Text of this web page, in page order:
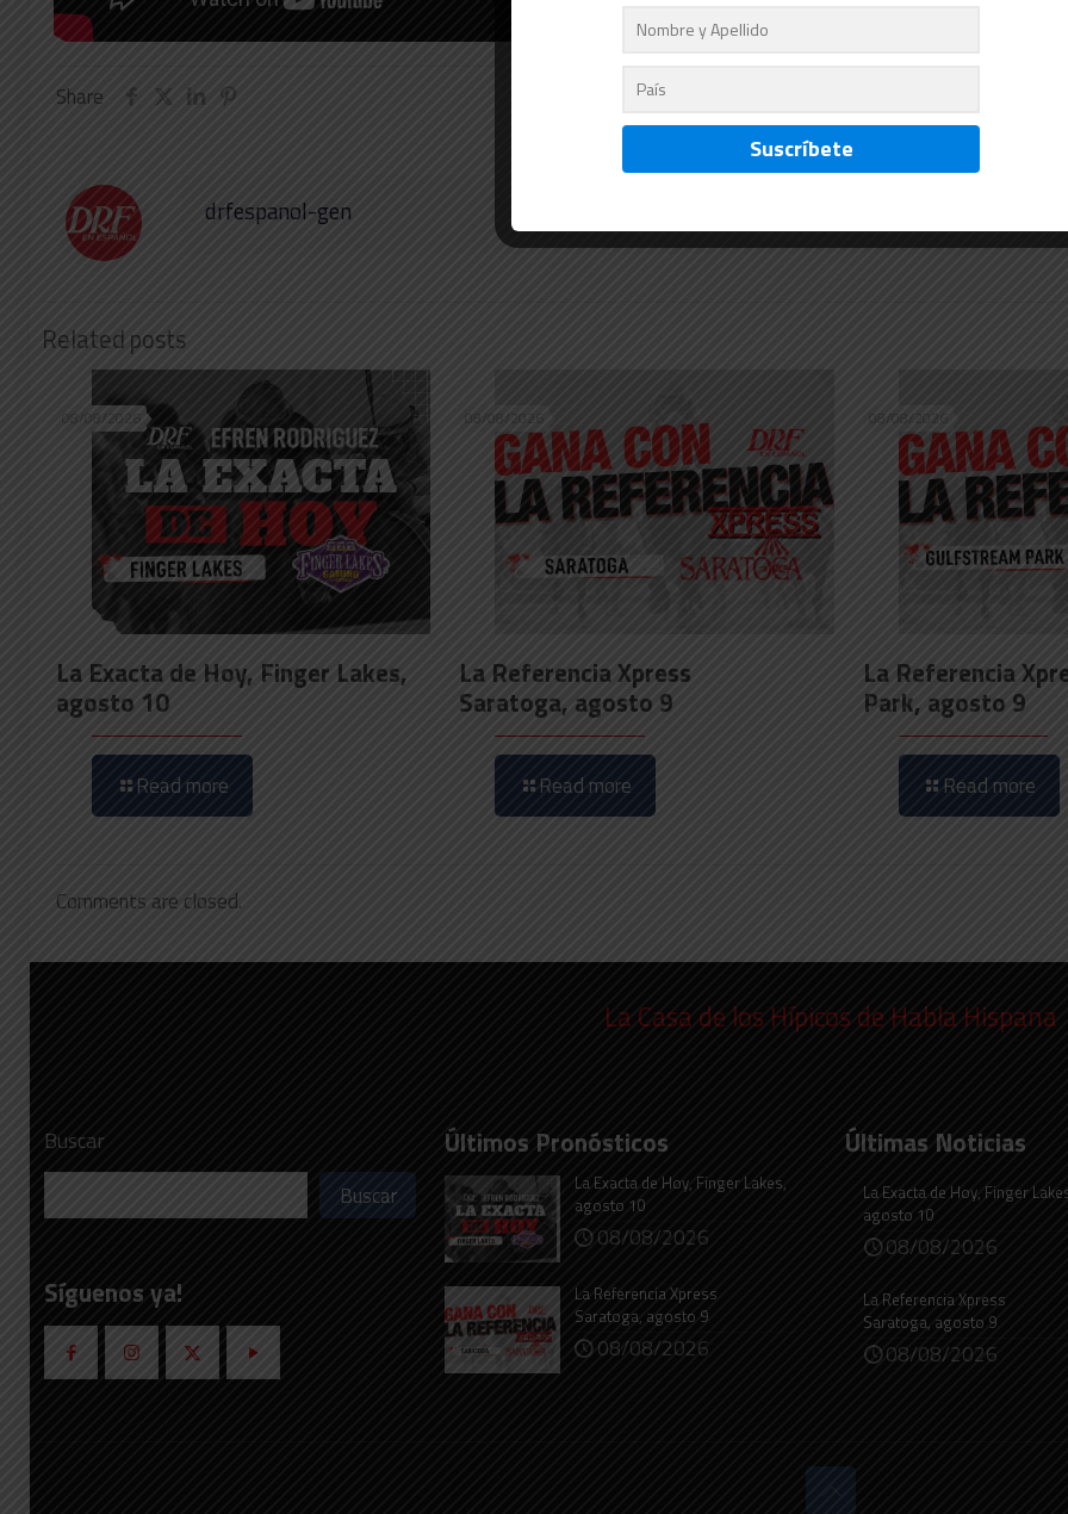
Share
drfespanol-gen
Related posts
08/08/2026
La Exacta de Hoy, Finger Lakes,
agosto 10
Read more
08/08/2026
La Referencia Xpress
Saratoga, agosto 9
Read more
08/08/2026
La Referencia
Park, agosto 9
Read more
Comments are closed.
La Casa de los Hípicos de Habla Hispana
Buscar
Buscar
Síguenos ya!
Últimos Pronósticos
La Exacta de Hoy, Finger Lakes,
agosto 10
08/08/2026
La Referencia Xpress
Saratoga, agosto 9
08/08/2026
Últimas Noticias
La Exacta de Hoy, Finger
agosto 10
08/08/2026
La Referencia Xpress
Saratoga, agosto 9
08/08/2026